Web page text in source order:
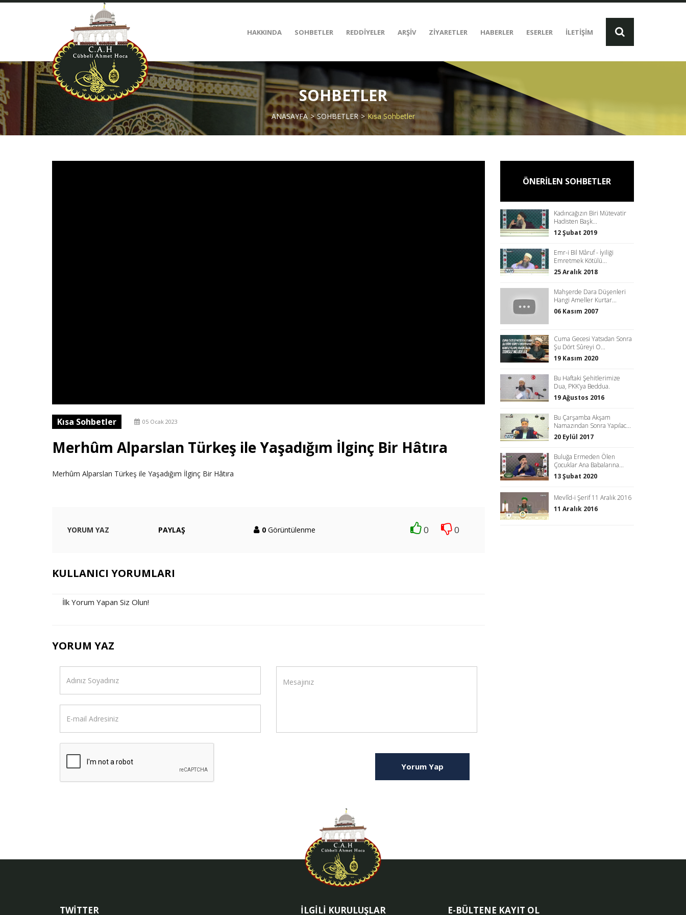
HAKKINDA SOHBETLER REDDİYELER ARŞİV ZİYARETLER HABERLER ESERLER İLETİŞİM
SOHBETLER
ANASAYFA SOHBETLER Kısa Sohbetler
Kısa Sohbetler 05 Ocak 2023
Merhûm Alparslan Türkeş ile Yaşadığım İlginç Bir Hâtıra
Merhûm Alparslan Türkeş ile Yaşadığım İlginç Bir Hâtıra
YORUM YAZ PAYLAŞ 0 Görüntülenme 0 0
KULLANICI YORUMLARI
İlk Yorum Yapan Siz Olun!
YORUM YAZ
Yorum Yap
ÖNERİLEN SOHBETLER
Kadıncağızın Biri Mütevatir
Hadisten Başk...
12 Şubat 2019
Emr-i Bil Mâruf - İyiliği
Emretmek Kötülü...
25 Aralık 2018
Mahşerde Dara Düşenleri
Hangi Ameller Kurtar...
06 Kasım 2007
Cuma Gecesi Yatsıdan Sonra
Şu Dört Sûreyi O...
19 Kasım 2020
Bu Haftaki Şehitlerimize
Dua, PKK’ya Beddua.
19 Ağustos 2016
Bu Çarşamba Akşam
Namazından Sonra Yapılac...
20 Eylül 2017
Buluğa Ermeden Ölen
Çocuklar Ana Babalarına...
13 Şubat 2020
Mevlîd-i Şerif 11 Aralık 2016
11 Aralık 2016
TWİTTER İLGİLİ KURULUŞLAR E-BÜLTENE KAYIT OL